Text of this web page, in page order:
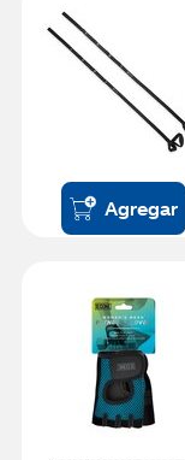
Agregar